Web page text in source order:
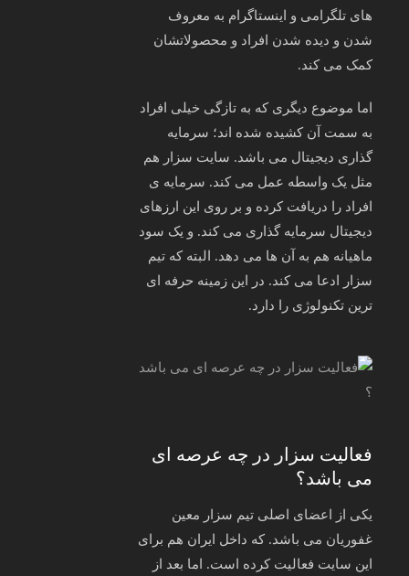
های تلگرامی و اینستاگرام به معروف
شدن و دیده شدن افراد و محصولاتشان
کمک می کند.
اما موضوع دیگری که به تازگی خیلی افراد
به سمت آن کشیده شده اند؛ سرمایه
گذاری دیجیتال می باشد. سایت سزار هم
مثل یک واسطه عمل می کند. سرمایه ی
افراد را دریافت کرده و بر روی این ارزهای
دیجیتال سرمایه گذاری می کند. و یک سود
ماهیانه هم به آن ها می دهد. البته که تیم
سزار ادعا می کند. در این زمینه حرفه ای
ترین تکنولوژی را دارد.
فعالیت سزار در چه عرصه ای
می باشد؟
یکی از اعضای اصلی تیم سزار معین
غفوریان می باشد. که داخل ایران هم برای
این سایت فعالیت کرده است. اما بعد از